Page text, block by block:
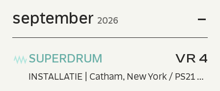
september 2026
VR 4
SUPERDRUM
INSTALLATIE | Catham, New York / PS21 Center for Contemporary Performance